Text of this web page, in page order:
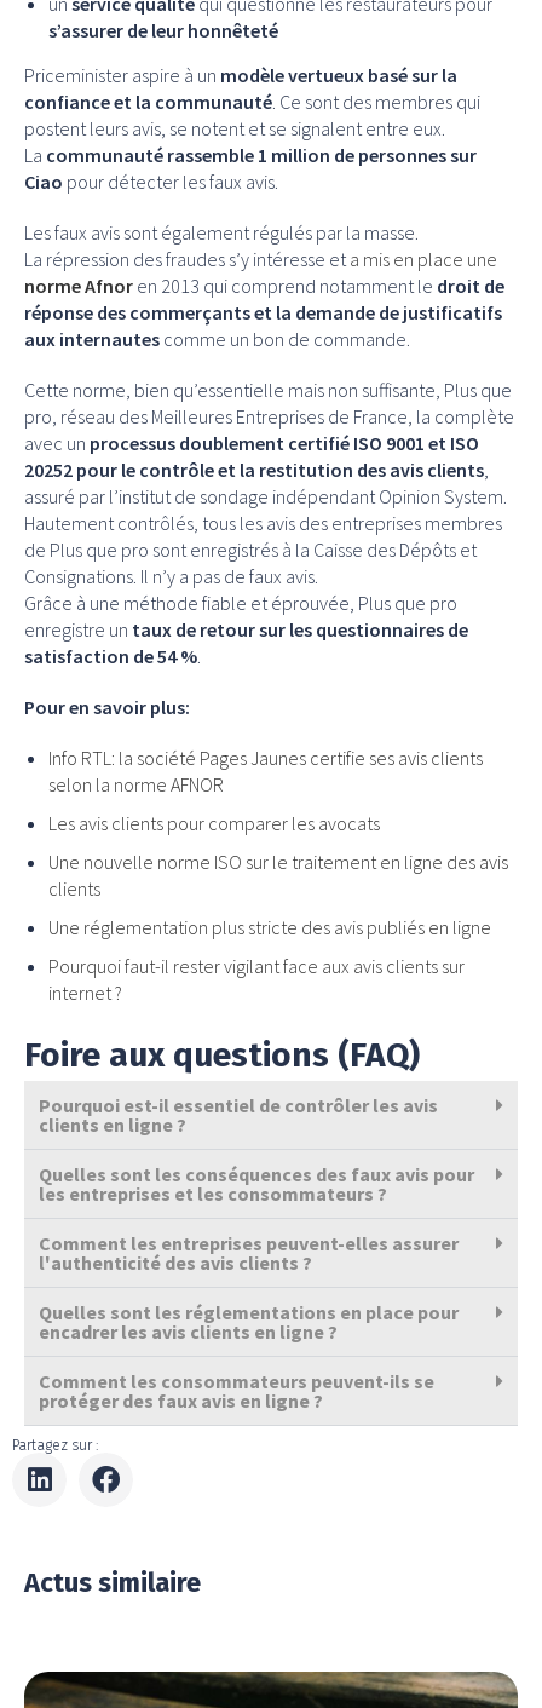
s’assurer de leur honnêteté
Priceminister aspire à un modèle vertueux basé sur la
confiance et la communauté. Ce sont des membres qui
postent leurs avis, se notent et se signalent entre eux.
La communauté rassemble 1 million de personnes sur
Ciao pour détecter les faux avis.
Les faux avis sont également régulés par la masse.
La répression des fraudes s’y intéresse eta mis en place une
norme Afnor en 2013 qui comprend notamment le droit de
réponse des commerçants et la demande de justificatifs
aux internautes comme un bon de commande.
Cette norme, bien qu’essentielle mais non suffisante, Plus que
pro, réseau des Meilleures Entreprises de France, la complète
avec un processus doublement certifié ISO 9001 et ISO
20252 pour le contrôle et la restitution des avis clients,
assuré par l’institut de sondage indépendant Opinion System.
Hautement contrôlés, tous les avis des entreprises membres
de Plus que pro sont enregistrés à la Caisse des Dépôts et
Consignations. Il n’y a pas de faux avis.
Grâce à une méthode fiable et éprouvée, Plus que pro
enregistre un taux de retour sur les questionnaires de
satisfaction de 54 %.
Pour en savoir plus:
Info RTL: la société Pages Jaunes certifie ses avis clients
selon la norme AFNOR
Les avis clients pour comparer les avocats
Une nouvelle norme ISO sur le traitement en ligne des avis
clients
Une réglementation plus stricte des avis publiés en ligne
Pourquoi faut-il rester vigilant face aux avis clients sur
internet ?
Foire aux questions (FAQ)
Pourquoi est-il essentiel de contrôler les avis
clients en ligne ?
Quelles sont les conséquences des faux avis pour
les entreprises et les consommateurs ?
Comment les entreprises peuvent-elles assurer
l'authenticité des avis clients ?
Quelles sont les réglementations en place pour
encadrer les avis clients en ligne ?
Comment les consommateurs peuvent-ils se
protéger des faux avis en ligne ?
Partagez sur :
Actus similaire